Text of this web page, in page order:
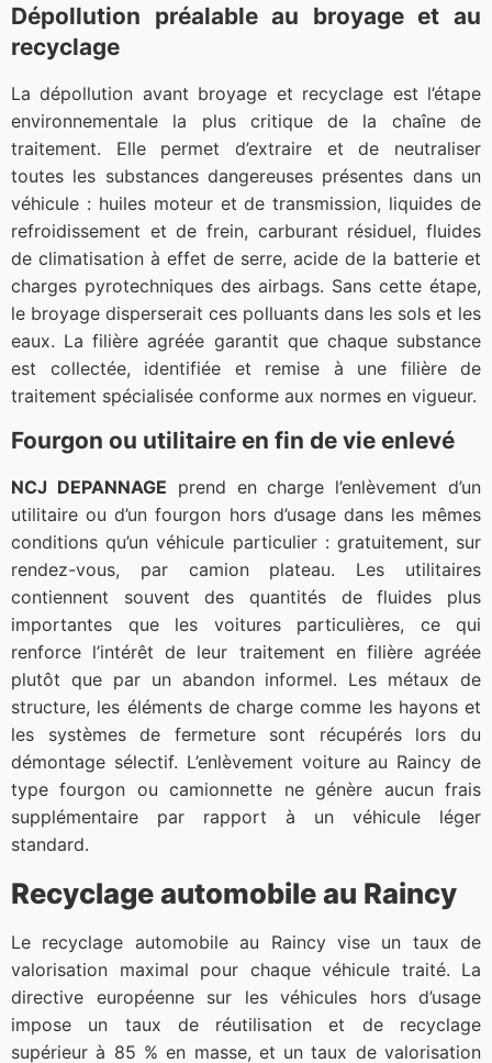
Dépollution préalable au broyage et au
recyclage
La dépollution avant broyage et recyclage est l’étape
environnementale la plus critique de la chaîne de
traitement. Elle permet d’extraire et de neutraliser
toutes les substances dangereuses présentes dans un
véhicule : huiles moteur et de transmission, liquides de
refroidissement et de frein, carburant résiduel, fluides
de climatisation à effet de serre, acide de la batterie et
charges pyrotechniques des airbags. Sans cette étape,
le broyage disperserait ces polluants dans les sols et les
eaux. La filière agréée garantit que chaque substance
est collectée, identifiée et remise à une filière de
traitement spécialisée conforme aux normes en vigueur.
Fourgon ou utilitaire en fin de vie enlevé
NCJ DEPANNAGE prend en charge l’enlèvement d’un
utilitaire ou d’un fourgon hors d’usage dans les mêmes
conditions qu’un véhicule particulier : gratuitement, sur
rendez-vous, par camion plateau. Les utilitaires
contiennent souvent des quantités de fluides plus
importantes que les voitures particulières, ce qui
renforce l’intérêt de leur traitement en filière agréée
plutôt que par un abandon informel. Les métaux de
structure, les éléments de charge comme les hayons et
les systèmes de fermeture sont récupérés lors du
démontage sélectif. L’enlèvement voiture au Raincy de
type fourgon ou camionnette ne génère aucun frais
supplémentaire par rapport à un véhicule léger
standard.
Recyclage automobile au Raincy
Le recyclage automobile au Raincy vise un taux de
valorisation maximal pour chaque véhicule traité. La
directive européenne sur les véhicules hors d’usage
impose un taux de réutilisation et de recyclage
supérieur à 85 % en masse, et un taux de valorisation